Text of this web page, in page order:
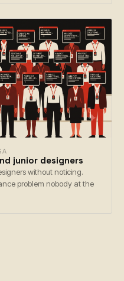
junior designers
without noticing.
problem nobody at the